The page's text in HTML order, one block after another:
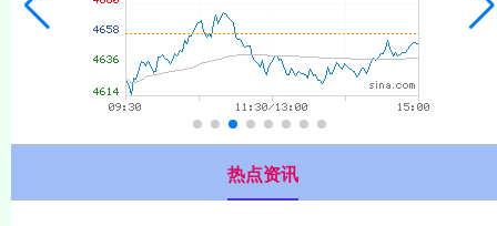
热点资讯